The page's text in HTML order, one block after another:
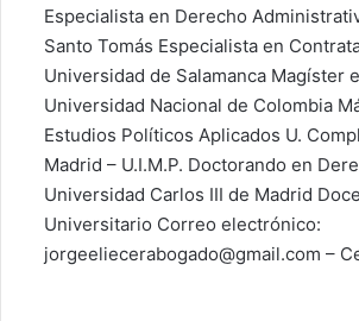
Especialista en Derecho
Santo Tomás Especialista en
Universidad de Salamanca Magíster
Universidad Nacional de Colombia
Estudios Políticos Aplicados U.
Madrid – U.I.M.P. Doctorando en
Universidad Carlos III de Madrid
Universitario Correo electrónico:
jorgeeliecerabogado@gmail.com –